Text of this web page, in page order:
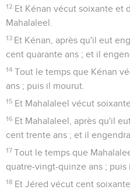
12 Et Kénan vécut soixante et
Mahalaleel.
13 Et Kénan, après qu'il eut
cent quarante ans ; et il
14 Tout le temps que Kénan
ans ; puis il mourut.
15 Et Mahalaleel vécut
16 Et Mahalaleel, après qu'il
cent trente ans ; et il
17 Tout le temps que
quatre-vingt-quinze ans ; puis
18 Et Jéred vécut cent